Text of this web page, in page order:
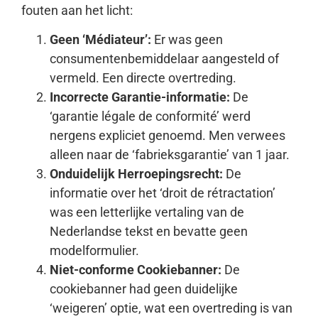
fouten aan het licht:
Geen ‘Médiateur’: Er was geen
consumentenbemiddelaar aangesteld of
vermeld. Een directe overtreding.
Incorrecte Garantie-informatie: De
‘garantie légale de conformité’ werd
nergens expliciet genoemd. Men verwees
alleen naar de ‘fabrieksgarantie’ van 1 jaar.
Onduidelijk Herroepingsrecht: De
informatie over het ‘droit de rétractation’
was een letterlijke vertaling van de
Nederlandse tekst en bevatte geen
modelformulier.
Niet-conforme Cookiebanner: De
cookiebanner had geen duidelijke
‘weigeren’ optie, wat een overtreding is van